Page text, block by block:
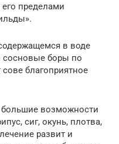
пределами
в воде
сосновые боры по
благоприятное
возможности
сиг, окунь, плотва,
развит и